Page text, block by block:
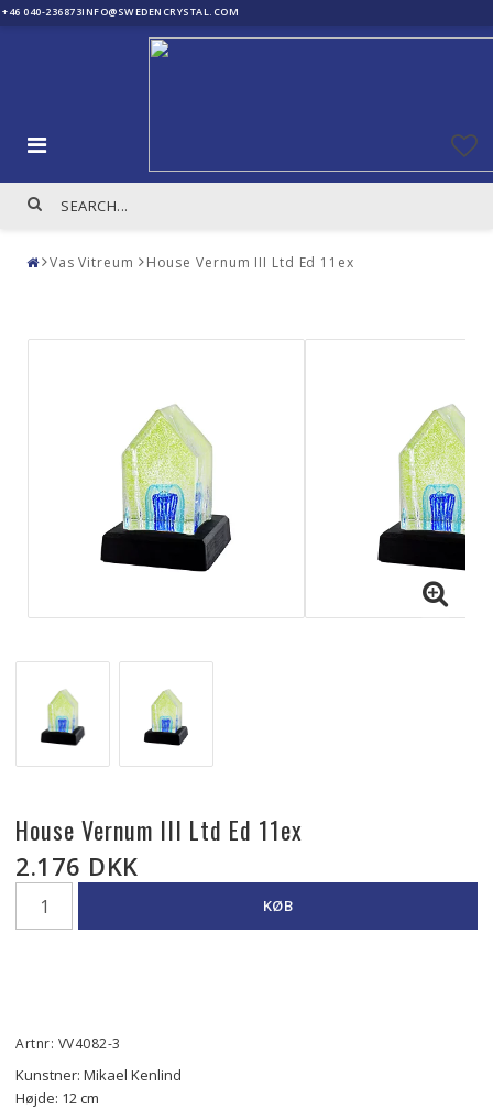
+46 040-236873INFO@SWEDENCRYSTAL.COM
Vas Vitreum House Vernum III Ltd Ed 11ex
House Vernum III Ltd Ed 11ex
2.176 DKK
KØB
Artnr: VV4082-3
Kunstner: Mikael Kenlind
Højde: 12 cm